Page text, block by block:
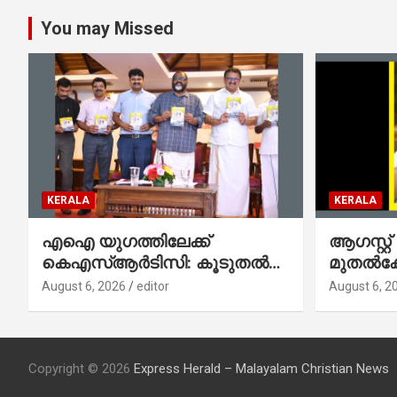
You may Missed
KERALA
എഐ യുഗത്തിലേക്ക്
കെഎസ്ആർടിസി: കൂടുതൽ
ഡിജിറ്റൽ സേവനങ്ങൾ
August 6, 2026 editor
KERALA
ആഗസ്റ്റ്
August 6,
Copyright © 2026 Express Herald – Malayalam Christian News